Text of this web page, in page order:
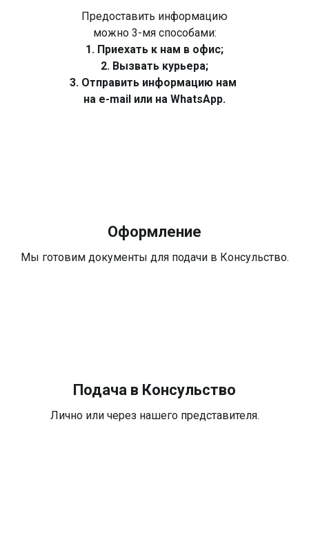
Предоставить информацию
можно 3-мя способами:
1. Приехать к нам в офис;
2. Вызвать курьера;
3. Отправить информацию нам
на e-mail или на WhatsApp.
Оформление
Мы готовим документы для подачи в Консульство.
Подача в Консульство
Лично или через нашего представителя.